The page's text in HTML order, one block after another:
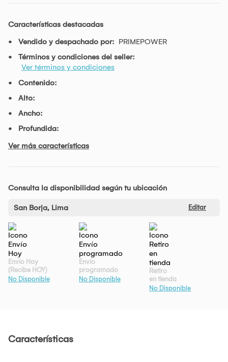
Características destacadas
Vendido y despachado por: PRIMEPOWER
Términos y condiciones del seller:
Ver términos y condiciones
Contenido:
Alto:
Ancho:
Profundida:
Ver más características
Consulta la disponibilidad según tu ubicación
San Borja, Lima Editar
Envío Hoy
(Recibe HOY)
No Disponible
Envío
programado
No Disponible
Retiro
en tienda
No Disponible
Características